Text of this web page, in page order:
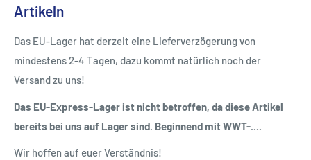
Artikeln
Das EU-Lager hat derzeit eine Lieferverzögerung von
mindestens 2-4 Tagen, dazu kommt natürlich noch der
Versand zu uns!
Das EU-Express-Lager ist nicht betroffen, da diese Artikel
bereits bei uns auf Lager sind. Beginnend mit WWT-....
Wir hoffen auf euer Verständnis!